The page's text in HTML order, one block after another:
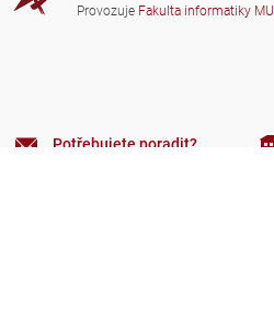
Provozuje Fakulta informatiky MU
Potřebujete poradit?